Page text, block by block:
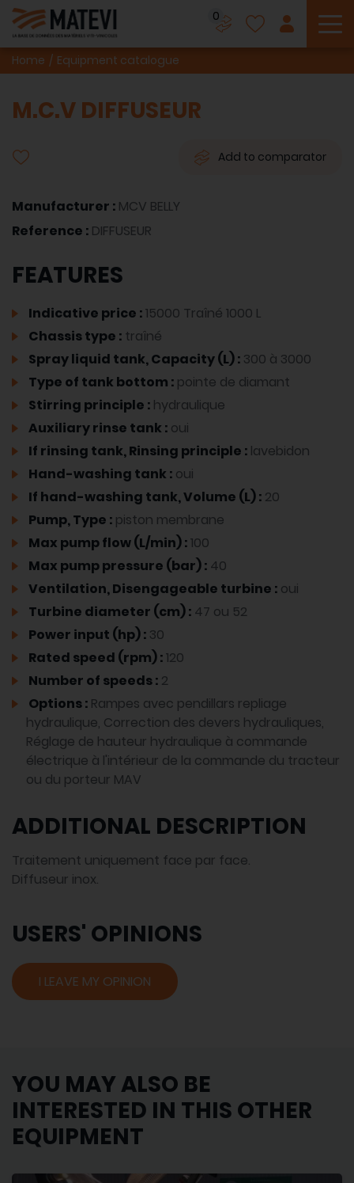
0
Home Equipment catalogue
M.C.V DIFFUSEUR
Add to comparator
Manufacturer : MCV BELLY
Reference : DIFFUSEUR
FEATURES
Indicative price :15000 Traîné 1000 L
Chassis type : traîné
Spray liquid tank, Capacity (L) : 300 à 3000
Type of tank bottom : pointe de diamant
Stirring principle : hydraulique
Auxiliary rinse tank : oui
If rinsing tank, Rinsing principle : lavebidon
Hand-washing tank : oui
If hand-washing tank, Volume (L) : 20
Pump, Type : piston membrane
Max pump flow (L/min) :100
Max pump pressure (bar) : 40
Ventilation, Disengageable turbine : oui
Turbine diameter (cm) : 47 ou 52
Power input (hp) : 30
Rated speed (rpm) :120
Number of speeds : 2
Options : Rampes avec pendillars repliage
hydraulique, Correction des devers hydrauliques,
Réglage de hauteur hydraulique à commande
électrique à l'intérieur de la commande du tracteur
ou du porteur MAV
ADDITIONAL DESCRIPTION
Traitement uniquement face par face.
Diffuseur inox.
USERS' OPINIONS
I LEAVE MY OPINION
YOU MAY ALSO BE
INTERESTED IN THIS OTHER
EQUIPMENT